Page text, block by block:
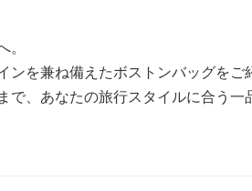
を兼ね備えたボストンバッグをご
、あなたの旅行スタイルに合う一